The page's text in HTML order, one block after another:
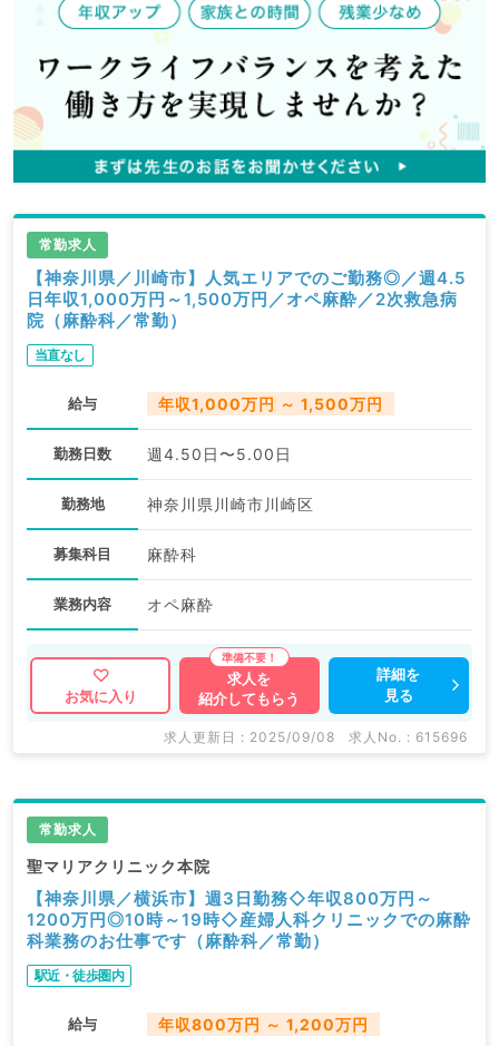
常勤求人
【神奈川県／川崎市】人気エリアでのご勤務◎／週4.5
日年収1,000万円～1,500万円／オペ麻酔／2次救急病
院（麻酔科／常勤）
当直なし
給与 年収1,000万円 ～ 1,500万円
勤務日数 週4.50日〜5.00日
勤務地 神奈川県川崎市川崎区
募集科目 麻酔科
業務内容 オペ麻酔
お気に入り
求人を
紹介してもらう
詳細を
見る
求人更新日 : 2025/09/08 求人No. : 615696
常勤求人
聖マリアクリニック本院
【神奈川県／横浜市】週3日勤務◇年収800万円～
1200万円◎10時～19時◇産婦人科クリニックでの麻酔
科業務のお仕事です（麻酔科／常勤）
駅近・徒歩圏内
給与 年収800万円 ～ 1,200万円